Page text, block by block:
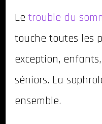
Le trouble du
touche toutes les
exception,
séniors. La
ensemble.